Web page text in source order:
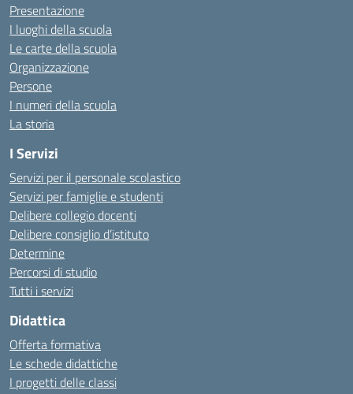
Presentazione
I luoghi della scuola
Le carte della scuola
Organizzazione
Persone
I numeri della scuola
La storia
I Servizi
Servizi per il personale scolastico
Servizi per famiglie e studenti
Delibere collegio docenti
Delibere consiglio d’istituto
Determine
Percorsi di studio
Tutti i servizi
Didattica
Offerta formativa
Le schede didattiche
I progetti delle classi